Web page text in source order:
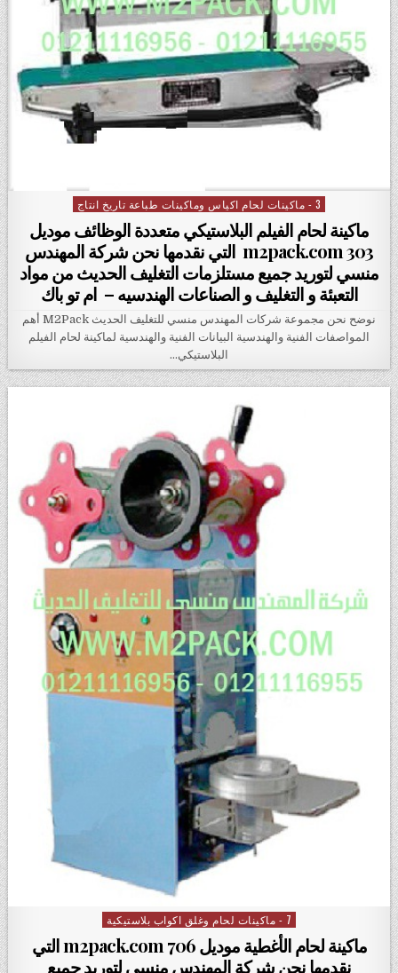
Posted in
3 - ماكينات لحام اكياس وماكينات طباعة تاريخ انتاج
ماكينة لحام الفيلم البلاستيكي متعددة الوظائف موديل
m2pack.com 303 التي نقدمها نحن شركة المهندس
منسي لتوريد جميع مستلزمات التغليف الحديث من مواد
التعبئة و التغليف و الصناعات الهندسيه – ام تو باك
نوضح نحن مجموعة شركات المهندس منسي للتغليف الحديث M2Pack أهم
المواصفات الفنية والهندسية البيانات الفنية والهندسية لماكينة لحام الفيلم
البلاستيكي…
Posted in7 - ماكينات لحام وغلق اكواب بلاستيكية
ماكينة لحام الأغطية موديل m2pack.com 706 التي
نقدمها نحن شركة المهندس منسي لتوريد جميع